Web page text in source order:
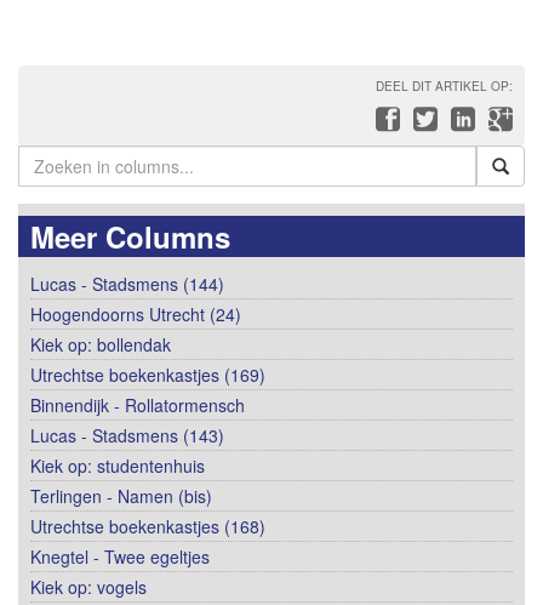
DEEL DIT ARTIKEL OP:
Meer Columns
Lucas - Stadsmens (144)
Hoogendoorns Utrecht (24)
Kiek op: bollendak
Utrechtse boekenkastjes (169)
Binnendijk - Rollatormensch
Lucas - Stadsmens (143)
Kiek op: studentenhuis
Terlingen - Namen (bis)
Utrechtse boekenkastjes (168)
Knegtel - Twee egeltjes
Kiek op: vogels